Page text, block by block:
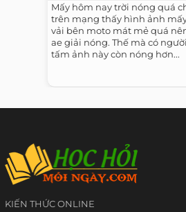
Mấy hôm nay trời nóng quá
trên mạng thấy hình ảnh
vải bên moto mát mẻ quá
ae giải nóng. Thế mà có
tấm ảnh này còn nóng hơn...
KIẾN THỨC ONLINE